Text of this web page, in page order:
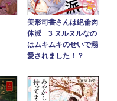
美形司書さんは絶倫肉
体派 3 ヌルヌルなの
はムキムキのせいで溺
愛されました！？